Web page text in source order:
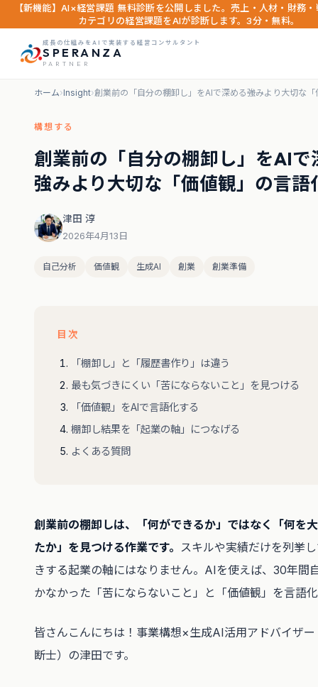
【新機能】AI×経営課題 無料診断を公開しました。売上・人材・財務
カテゴリの経営課題をAIが診断します。3分・無料。
成長の仕組みをAIで実装する経営コンサルタント
SPERANZA
PARTNER
ホーム›Insight›創業前の「自分の棚卸し」をAIで深める――強みより大切な
構想する
創業前の「自分の棚卸し」をAIで深
強みより大切な「価値観」の言語
津田 淳
2026年4月13日
自己分析 価値観 生成AI 創業 創業準備
目次
「棚卸し」と「履歴書作り」は違う
最も気づきにくい「苦にならないこと」を見つける
「価値観」をAIで言語化する
棚卸し結果を「起業の軸」につなげる
よくある質問
創業前の棚卸しは、「何ができるか」ではなく「何を
たか」を見つける作業です。 スキルや実績だけを列挙
きする起業の軸にはなりません。AIを使えば、30年間
かなかった「苦にならないこと」と「価値観」を言語
皆さんこんにちは！事業構想×生成AI活用アドバイザ
断士）の津田です。